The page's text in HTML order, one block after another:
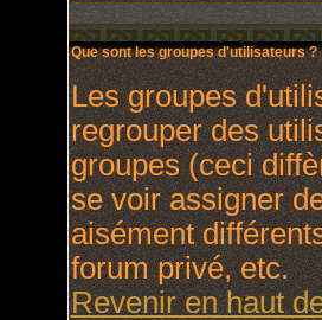
Que sont les groupes d'utilisateurs ?
Les groupes
regrouper des
groupes (ceci
se voir assigner
aisément
forum privé, etc.
Revenir en haut